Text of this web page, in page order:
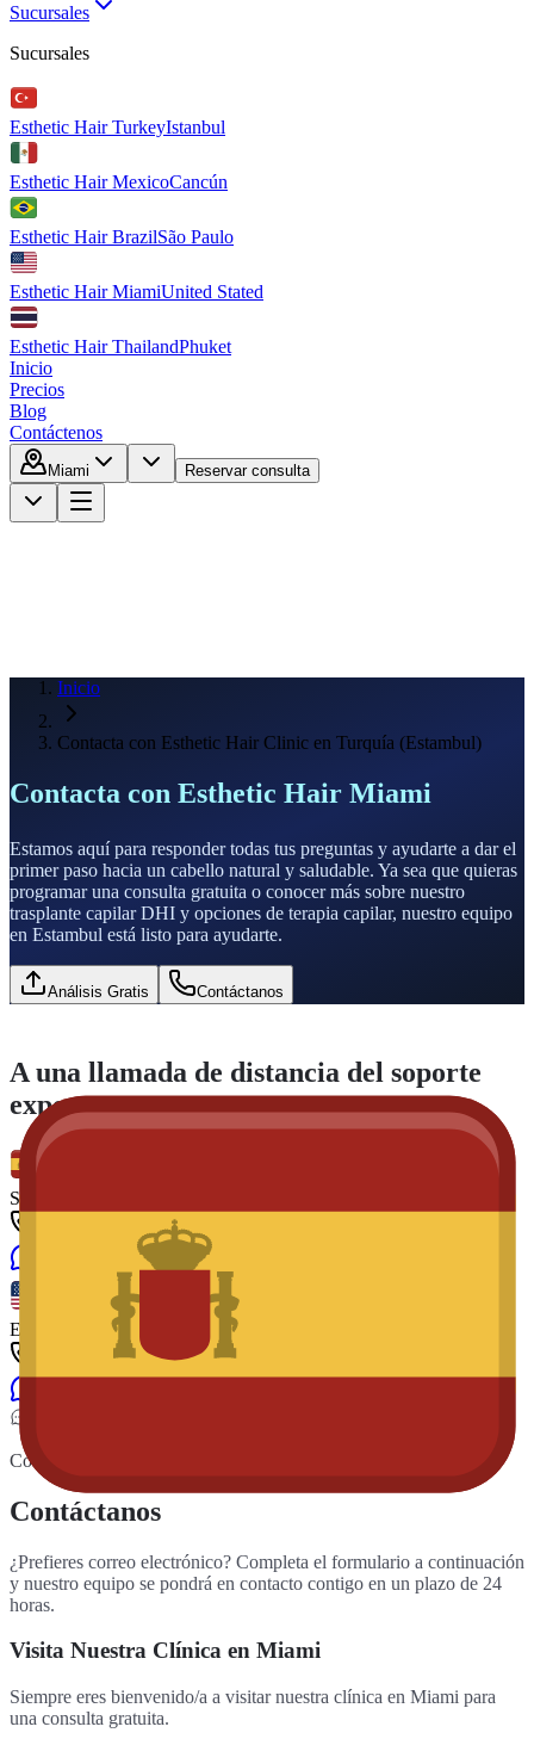
Sucursales
Sucursales
Esthetic Hair TurkeyIstanbul
Esthetic Hair MexicoCancún
Esthetic Hair BrazilSão Paulo
Esthetic Hair MiamiUnited Stated
Esthetic Hair ThailandPhuket
Inicio
Precios
Blog
Contáctenos
Miami Reservar consulta
Inicio
Contacta con Esthetic Hair Clinic en Turquía (Estambul)
Contacta con Esthetic Hair Miami
Estamos aquí para responder todas tus preguntas y ayudarte a dar el
primer paso hacia un cabello natural y saludable. Ya sea que quieras
programar una consulta gratuita o conocer más sobre nuestro
trasplante capilar DHI y opciones de terapia capilar, nuestro equipo
en Estambul está listo para ayudarte.
Análisis Gratis Contáctanos
A una llamada de distancia del soporte
experto
Spanish
+1 561 526 68 35
Whatsapp
English
+1 561 303 6005
Contacto y Ubicación
Contáctanos
¿Prefieres correo electrónico? Completa el formulario a continuación
y nuestro equipo se pondrá en contacto contigo en un plazo de 24
horas.
Visita Nuestra Clínica en Miami
Siempre eres bienvenido/a a visitar nuestra clínica en Miami para
una consulta gratuita.